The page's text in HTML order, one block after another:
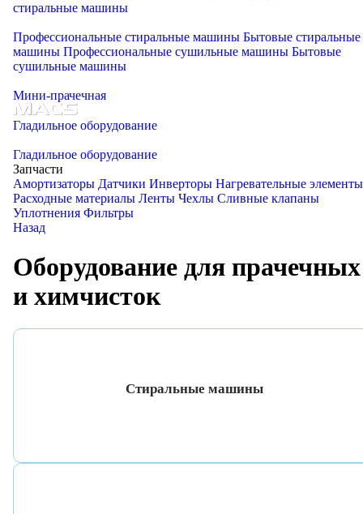
стиральные машины
Профессиональные стиральные машины Бытовые стиральные
машины Профессиональные сушильные машины Бытовые
сушильные машины
Мини-прачечная
Гладильное оборудование
Гладильное оборудование
Запчасти
Амортизаторы Датчики Инверторы Нагревательные элементы
Расходные материалы Ленты Чехлы Сливные клапаны
Уплотнения Фильтры
Назад
Оборудование для прачечных
и химчисток
Стиральные машины